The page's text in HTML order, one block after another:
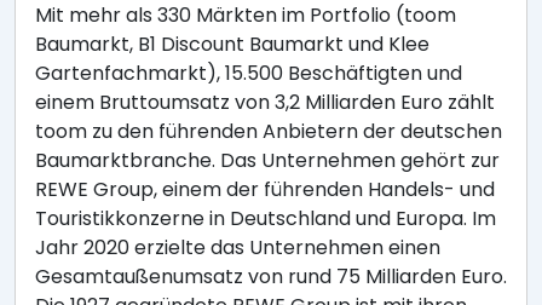
Mit mehr als 330 Märkten im Portfolio (toom
Baumarkt, B1 Discount Baumarkt und Klee
Gartenfachmarkt), 15.500 Beschäftigten und
einem Bruttoumsatz von 3,2 Milliarden Euro zählt
toom zu den führenden Anbietern der deutschen
Baumarktbranche. Das Unternehmen gehört zur
REWE Group, einem der führenden Handels- und
Touristikkonzerne in Deutschland und Europa. Im
Jahr 2020 erzielte das Unternehmen einen
Gesamtaußenumsatz von rund 75 Milliarden Euro.